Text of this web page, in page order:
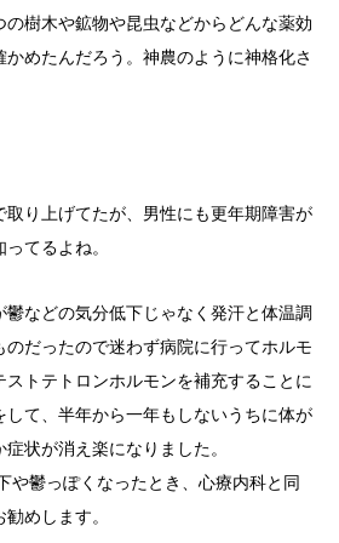
の樹木や鉱物や昆虫などからどんな薬効
めたんだろう。神農のように神格化さ
り上げてたが、男性にも更年期障害が
てるよね。
などの気分低下じゃなく発汗と体温調
だったので迷わず病院に行ってホルモ
ストテトロンホルモンを補充することに
して、半年から一年もしないうちに体が
状が消え楽になりました。
や鬱っぽくなったとき、心療内科と同
めします。